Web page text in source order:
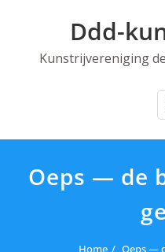
Ddd-
Kunstrijvereniging
Oeps — de
Home Oeps —